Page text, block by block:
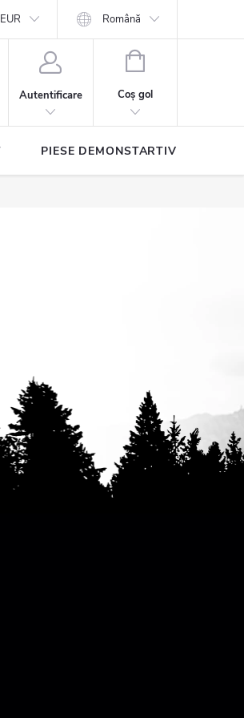
EUR Română
Autentificare
COŞ
CUMPĂRĂTURI
Coş gol
PIESE DEMONSTARTIVE